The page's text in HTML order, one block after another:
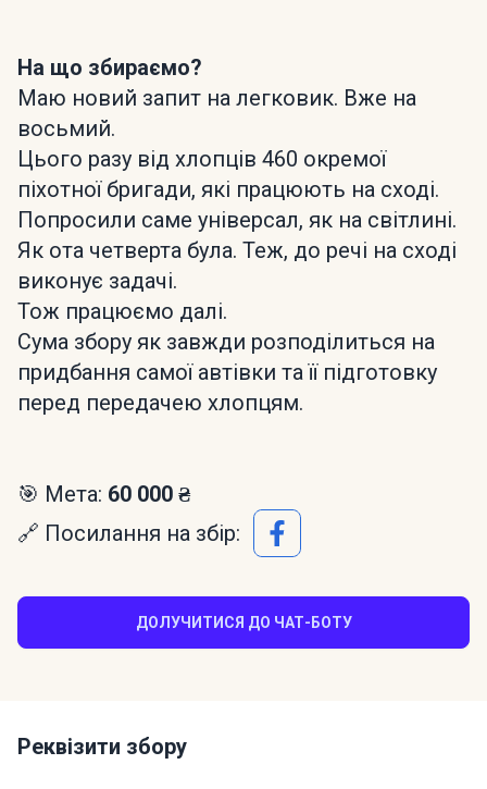
На що збираємо?
Маю новий запит на легковик. Вже на
восьмий.
Цього разу від хлопців 460 окремої
піхотної бригади, які працюють на сході.
Попросили саме універсал, як на світлині.
Як ота четверта була. Теж, до речі на сході
виконує задачі.
Тож працюємо далі.
Сума збору як завжди розподілиться на
придбання самої автівки та її підготовку
перед передачею хлопцям.
🎯 Мета: 60 000 ₴
🔗 Посилання на збір:
ДОЛУЧИТИСЯ ДО ЧАТ-БОТУ
Реквізити збору